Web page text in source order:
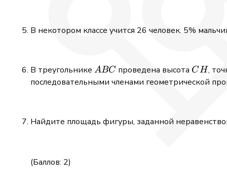
В некотором классе учится 26 человек. 5%
В треугольнике ABC
A BC проведена высота CH
C H,
последовательными членами геометрической
Найдите площадь фигуры, заданной
(Баллов: 2)